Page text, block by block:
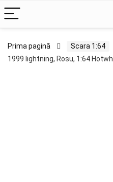
Prima pagină Scara 1:64
1999 lightning, Rosu, 1:64